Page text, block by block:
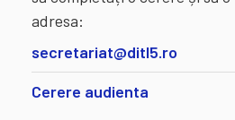
adresa:
secretariat@ditl5.ro
Cerere audienta